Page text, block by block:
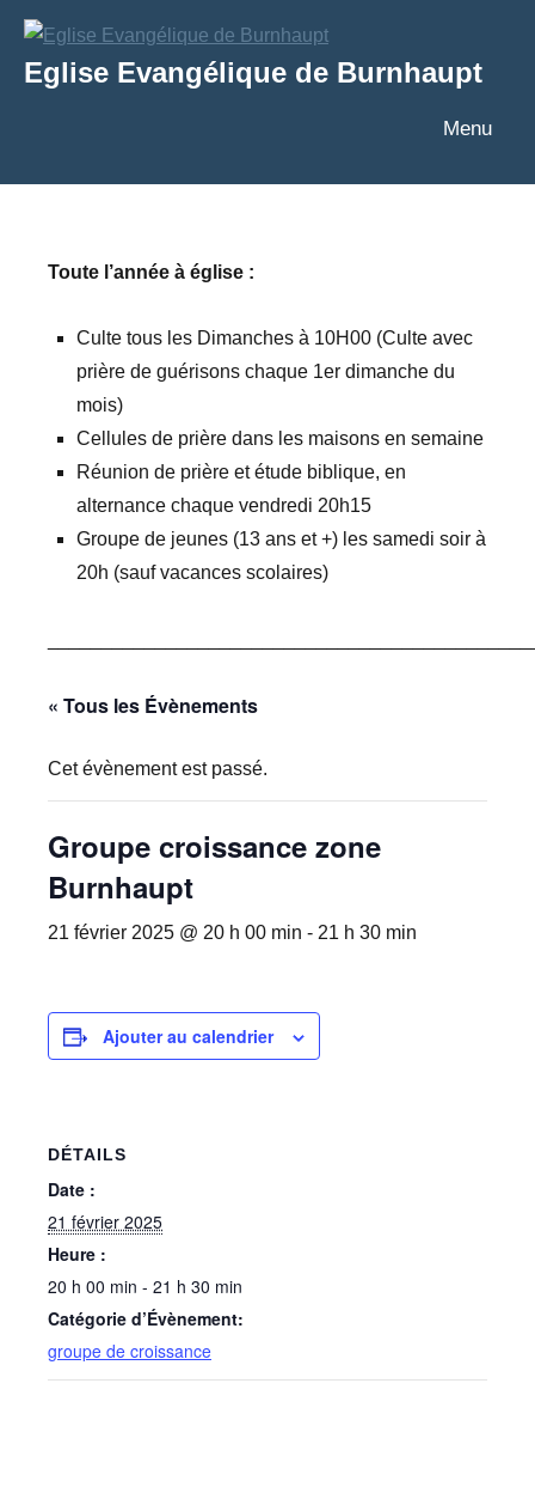
Aller
contenu
Eglise Evangélique de Burnhaupt
Texte
Menu
Toute l’année à église :
Culte tous les Dimanches à 10H00 (Culte avec
prière de guérisons chaque 1er dimanche du
mois)
Cellules de prière dans les maisons en semaine
Réunion de prière et étude biblique, en
alternance chaque vendredi 20h15
Groupe de jeunes (13 ans et +) les samedi soir à
20h (sauf vacances scolaires)
« Tous les Évènements
Cet évènement est passé.
Groupe croissance zone
Burnhaupt
21 février 2025 @ 20 h 00 min - 21 h 30 min
Ajouter au calendrier
DÉTAILS
Date :
21 février 2025
Heure :
20 h 00 min - 21 h 30 min
Catégorie d’Évènement:
groupe de croissance